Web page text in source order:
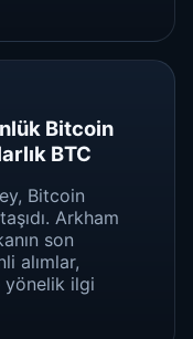
Bitcoin
BTC
Bitcoin
Arkham
son
alımlar,
yönelik ilgi